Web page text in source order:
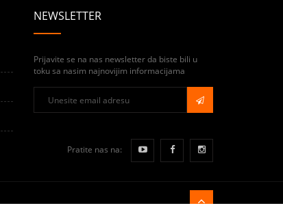
NEWSLETTER
Prijavite se na nas newsletter da biste bili u
toku sa nasim najnovijim informacijama
Pratite nas na: